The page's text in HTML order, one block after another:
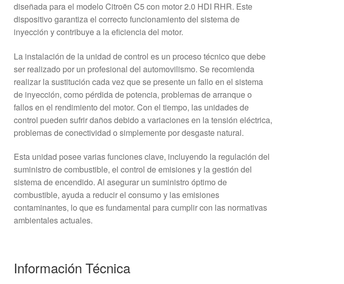
diseñada para el modelo Citroën C5 con motor 2.0 HDI RHR. Este
dispositivo garantiza el correcto funcionamiento del sistema de
inyección y contribuye a la eficiencia del motor.
La instalación de la unidad de control es un proceso técnico que debe
ser realizado por un profesional del automovilismo. Se recomienda
realizar la sustitución cada vez que se presente un fallo en el sistema
de inyección, como pérdida de potencia, problemas de arranque o
fallos en el rendimiento del motor. Con el tiempo, las unidades de
control pueden sufrir daños debido a variaciones en la tensión eléctrica,
problemas de conectividad o simplemente por desgaste natural.
Esta unidad posee varias funciones clave, incluyendo la regulación del
suministro de combustible, el control de emisiones y la gestión del
sistema de encendido. Al asegurar un suministro óptimo de
combustible, ayuda a reducir el consumo y las emisiones
contaminantes, lo que es fundamental para cumplir con las normativas
ambientales actuales.
Información Técnica